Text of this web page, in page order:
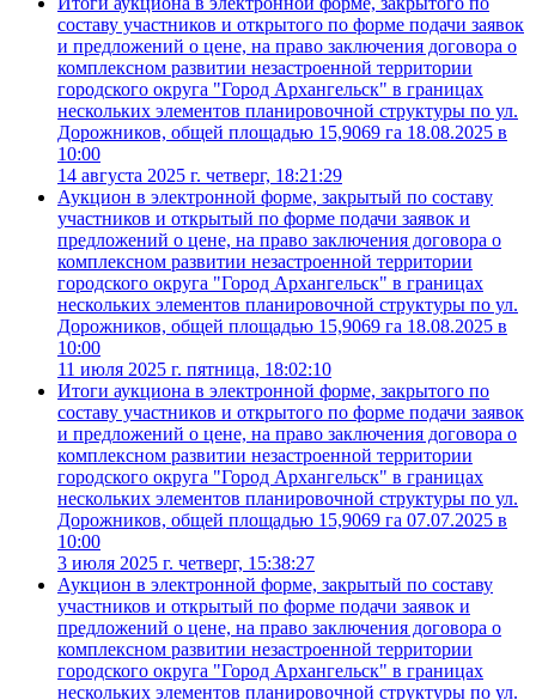
составу участников и открытого по форме подачи заявок
и предложений о цене, на право заключения договора о
комплексном развитии незастроенной территории
городского округа "Город Архангельск" в границах
нескольких элементов планировочной структуры по ул.
Дорожников, общей площадью 15,9069 га 18.08.2025 в
10:00
14 августа 2025 г. четверг, 18:21:29
Аукцион в электронной форме, закрытый по составу
участников и открытый по форме подачи заявок и
предложений о цене, на право заключения договора о
комплексном развитии незастроенной территории
городского округа "Город Архангельск" в границах
нескольких элементов планировочной структуры по ул.
Дорожников, общей площадью 15,9069 га 18.08.2025 в
10:00
11 июля 2025 г. пятница, 18:02:10
Итоги аукциона в электронной форме, закрытого по
составу участников и открытого по форме подачи заявок
и предложений о цене, на право заключения договора о
комплексном развитии незастроенной территории
городского округа "Город Архангельск" в границах
нескольких элементов планировочной структуры по ул.
Дорожников, общей площадью 15,9069 га 07.07.2025 в
10:00
3 июля 2025 г. четверг, 15:38:27
Аукцион в электронной форме, закрытый по составу
участников и открытый по форме подачи заявок и
предложений о цене, на право заключения договора о
комплексном развитии незастроенной территории
городского округа "Город Архангельск" в границах
нескольких элементов планировочной структуры по ул.